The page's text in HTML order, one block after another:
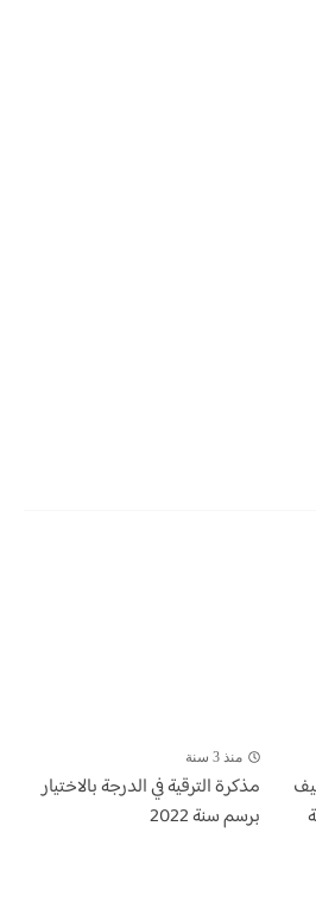
منذ 3 سنة
مذكرة الترقية في الدرجة بالاختيار
برسم سنة 2022